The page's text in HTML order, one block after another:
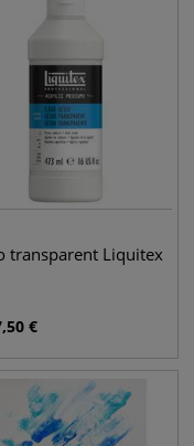
transparent Liquitex
€